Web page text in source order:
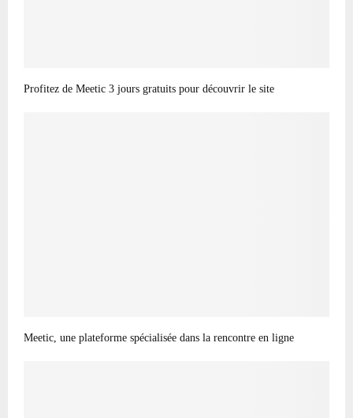
Profitez de Meetic 3 jours gratuits pour découvrir le site
Meetic, une plateforme spécialisée dans la rencontre en ligne